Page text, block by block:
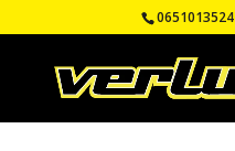
0651013524